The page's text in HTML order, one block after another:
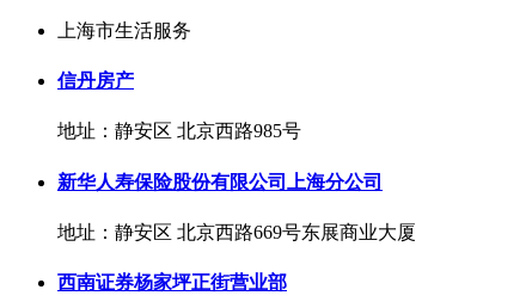
上海市生活服务
信丹房产
地址：静安区 北京西路985号
新华人寿保险股份有限公司上海分公司
地址：静安区 北京西路669号东展商业大厦
西南证券杨家坪正街营业部